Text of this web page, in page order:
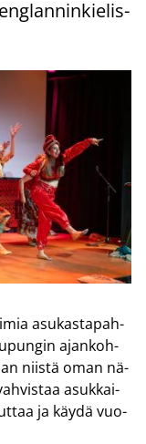
asu­kas­ta­pah­
ajan­koh­
niis­tä oman nä­
asuk­kai­
ja käydä vuo­